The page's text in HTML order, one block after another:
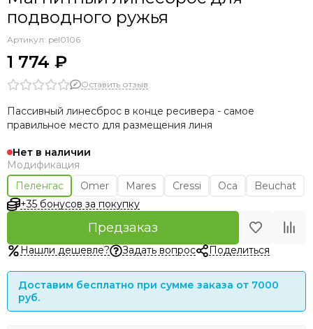
подводного ружья
Артикул: pel0106
1 774 ₽
Оставить отзыв
Пассивный линесброс в конце ресивера - самое
правильное место для размещения линя
Нет в наличии
Модификация
Пеленгас
Omer Mares Cressi Оса
Beuchat
+35 бонусов за покупку
Предзаказ
Нашли дешевле? Задать вопрос Поделиться
Доставим бесплатно при сумме заказа от 7000
руб.